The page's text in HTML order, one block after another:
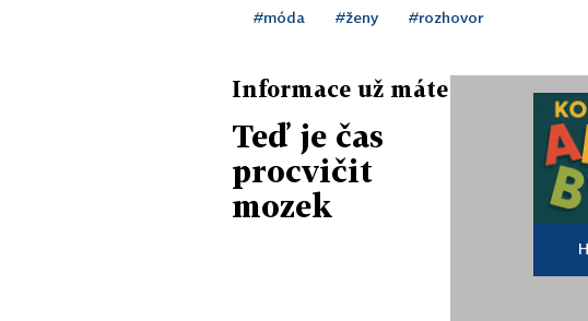
#móda #ženy #rozhovor
Informace už máte
Teď je čas
procvičit
mozek